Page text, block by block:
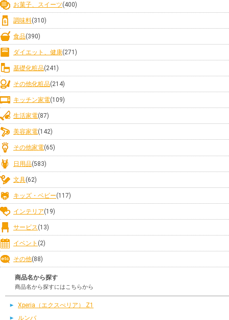
お菓子、スイーツ(400)
調味料(310)
食品(390)
ダイエット、健康(271)
基礎化粧品(241)
その他化粧品(214)
キッチン家電(109)
生活家電(87)
美容家電(142)
その他家電(65)
日用品(583)
文具(62)
キッズ・ベビー(117)
インテリア(19)
サービス(13)
イベント (2)
その他(88)
商品名から探す
商品名から探すにはこちらから
Xperia（エクスぺリア） Z1
ルンバ